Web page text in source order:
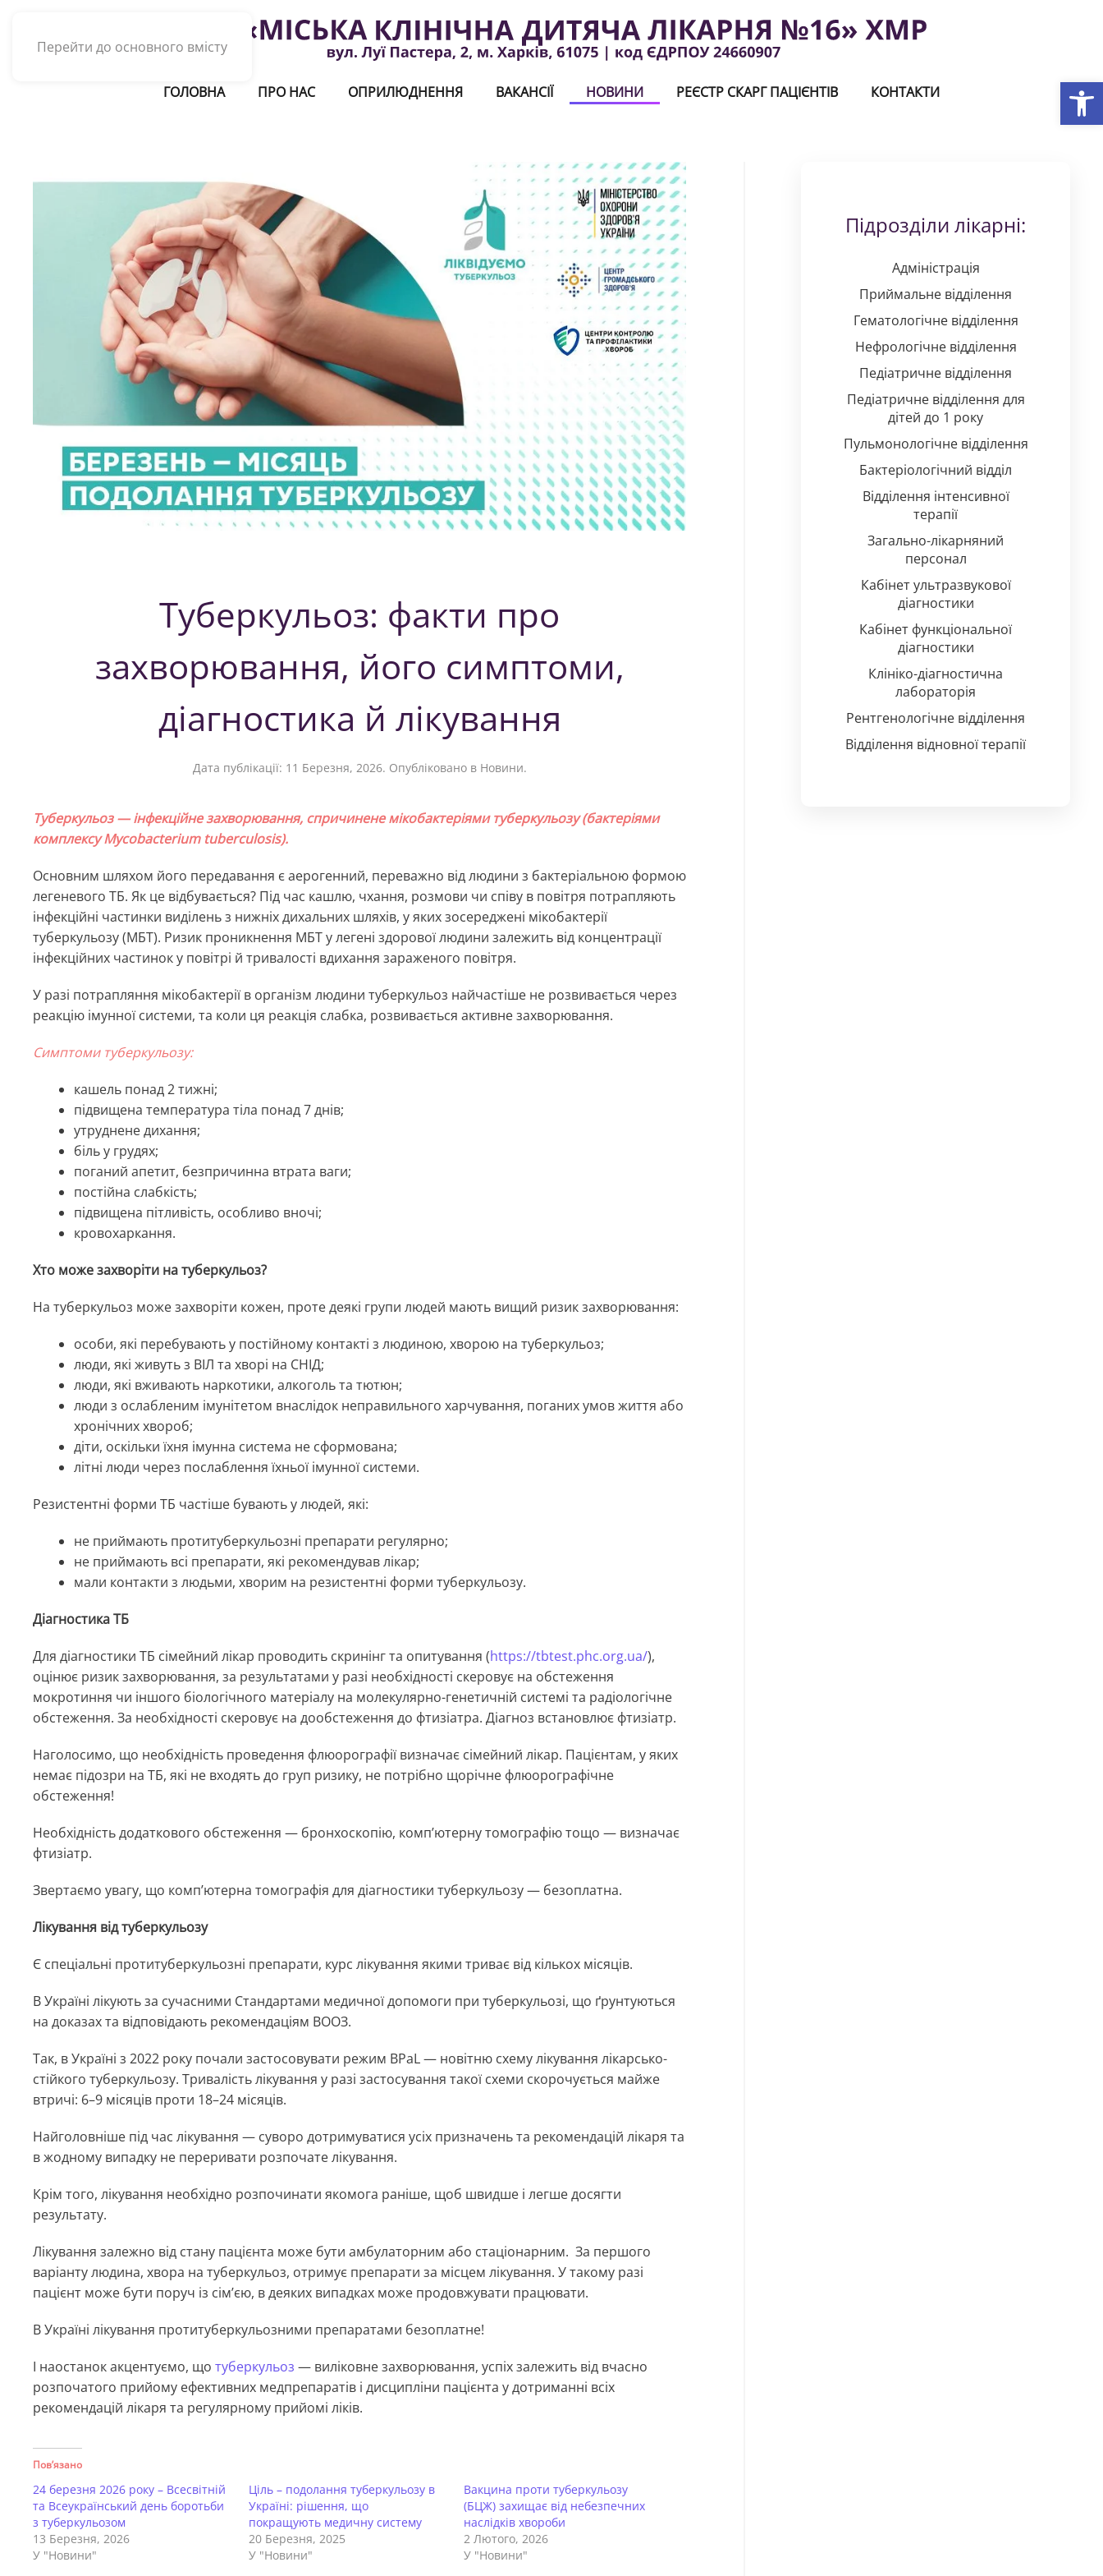
Перейти до основного вмісту
ГОЛОВНА ПРО НАС ОПРИЛЮДНЕННЯ ВАКАНСІЇ НОВИНИ РЕЄСТР СКАРГ ПАЦІЄНТІВ КОНТАКТИ
Туберкульоз: факти про
захворювання, його симптоми,
діагностика й лікування
Дата публікації: 11 Березня, 2026. Опубліковано в Новини.
Туберкульоз — інфекційне захворювання, спричинене мікобактеріями туберкульозу (бактеріями
комплексу Mycobacterium tuberculosis).
Основним шляхом його передавання є аерогенний, переважно від людини з бактеріальною формою
легеневого ТБ. Як це відбувається? Під час кашлю, чхання, розмови чи співу в повітря потрапляють
інфекційні частинки виділень з нижніх дихальних шляхів, у яких зосереджені мікобактерії
туберкульозу (МБТ). Ризик проникнення МБТ у легені здорової людини залежить від концентрації
інфекційних частинок у повітрі й тривалості вдихання зараженого повітря.
У разі потрапляння мікобактерії в організм людини туберкульоз найчастіше не розвивається через
реакцію імунної системи, та коли ця реакція слабка, розвивається активне захворювання.
Симптоми туберкульозу:
кашель понад 2 тижні;
підвищена температура тіла понад 7 днів;
утруднене дихання;
біль у грудях;
поганий апетит, безпричинна втрата ваги;
постійна слабкість;
підвищена пітливість, особливо вночі;
кровохаркання.
Хто може захворіти на туберкульоз?
На туберкульоз може захворіти кожен, проте деякі групи людей мають вищий ризик захворювання:
особи, які перебувають у постійному контакті з людиною, хворою на туберкульоз;
люди, які живуть з ВІЛ та хворі на СНІД;
люди, які вживають наркотики, алкоголь та тютюн;
люди з ослабленим імунітетом внаслідок неправильного харчування, поганих умов життя або
хронічних хвороб;
діти, оскільки їхня імунна система не сформована;
літні люди через послаблення їхньої імунної системи.
Резистентні форми ТБ частіше бувають у людей, які:
не приймають протитуберкульозні препарати регулярно;
не приймають всі препарати, які рекомендував лікар;
мали контакти з людьми, хворим на резистентні форми туберкульозу.
Діагностика ТБ
Для діагностики ТБ сімейний лікар проводить скринінг та опитування (https://tbtest.phc.org.ua/),
оцінює ризик захворювання, за результатами у разі необхідності скеровує на обстеження
мокротиння чи іншого біологічного матеріалу на молекулярно-генетичній системі та радіологічне
обстеження. За необхідності скеровує на дообстеження до фтизіатра. Діагноз встановлює фтизіатр.
Наголосимо, що необхідність проведення флюорографії визначає сімейний лікар. Пацієнтам, у яких
немає підозри на ТБ, які не входять до груп ризику, не потрібно щорічне флюорографічне
обстеження!
Необхідність додаткового обстеження — бронхоскопію, комп’ютерну томографію тощо — визначає
фтизіатр.
Звертаємо увагу, що комп’ютерна томографія для діагностики туберкульозу — безоплатна.
Лікування від туберкульозу
Є спеціальні протитуберкульозні препарати, курс лікування якими триває від кількох місяців.
В Україні лікують за сучасними Стандартами медичної допомоги при туберкульозі, що ґрунтуються
на доказах та відповідають рекомендаціям ВООЗ.
Так, в Україні з 2022 року почали застосовувати режим BPaL — новітню схему лікування лікарсько-
стійкого туберкульозу. Тривалість лікування у разі застосування такої схеми скорочується майже
втричі: 6–9 місяців проти 18–24 місяців.
Найголовніше під час лікування — суворо дотримуватися усіх призначень та рекомендацій лікаря та
в жодному випадку не переривати розпочате лікування.
Крім того, лікування необхідно розпочинати якомога раніше, щоб швидше і легше досягти
результату.
Лікування залежно від стану пацієнта може бути амбулаторним або стаціонарним. За першого
варіанту людина, хвора на туберкульоз, отримує препарати за місцем лікування. У такому разі
пацієнт може бути поруч із сім’єю, в деяких випадках може продовжувати працювати.
В Україні лікування протитуберкульозними препаратами безоплатне!
І наостанок акцентуємо, що туберкульоз — виліковне захворювання, успіх залежить від вчасно
розпочатого прийому ефективних медпрепаратів і дисципліни пацієнта у дотриманні всіх
рекомендацій лікаря та регулярному прийомі ліків.
Пов’язано
24 березня 2026 року – Всесвітній
та Всеукраїнський день боротьби
з туберкульозом
13 Березня, 2026
У "Новини"
Ціль – подолання туберкульозу в
Україні: рішення, що
покращують медичну систему
20 Березня, 2025
У "Новини"
Вакцина проти туберкульозу
(БЦЖ) захищає від небезпечних
наслідків хвороби
2 Лютого, 2026
У "Новини"
Підрозділи лікарні:
Адміністрація
Приймальне відділення
Гематологічне відділення
Нефрологічне відділення
Педіатричне відділення
Педіатричне відділення для
дітей до 1 року
Пульмонологічне відділення
Бактеріологічний відділ
Відділення інтенсивної
терапії
Загально-лікарняний
персонал
Кабінет ультразвукової
діагностики
Кабінет функціональної
діагностики
Клініко-діагностична
лабораторія
Рентгенологічне відділення
Відділення відновної терапії